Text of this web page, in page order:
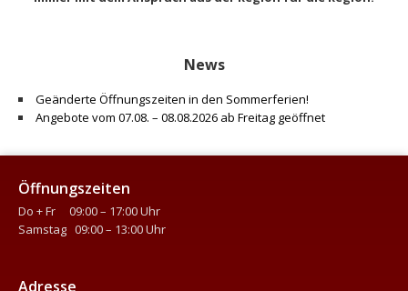
News
Geänderte Öffnungszeiten in den Sommerferien!
Angebote vom 07.08. – 08.08.2026 ab Freitag geöffnet
Öffnungszeiten
Do + Fr 09:00 – 17:00 Uhr
Samstag 09:00 – 13:00 Uhr
Adresse